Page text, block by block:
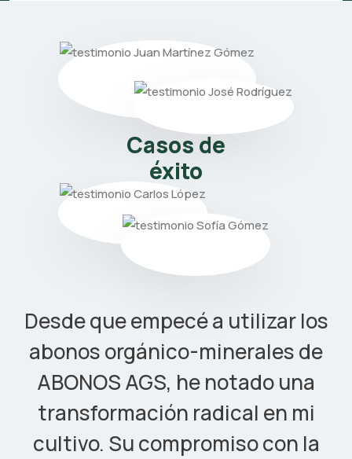
Casos de
éxito
Desde que empecé a utilizar los
abonos orgánico-minerales de
ABONOS AGS, he notado una
transformación radical en mi
cultivo. Su compromiso con la